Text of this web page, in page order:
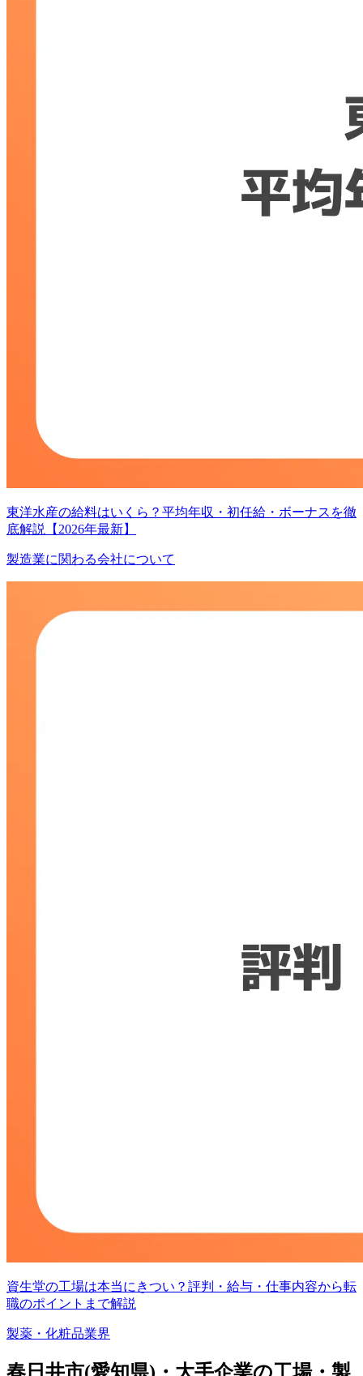
東洋水産の給料はいくら？平均年収・初任給・ボーナスを徹
底解説【2026年最新】
製造業に関わる会社について
資生堂の工場は本当にきつい？評判・給与・仕事内容から転
職のポイントまで解説
製薬・化粧品業界
春日井市(愛知県)・大手企業の工場・製